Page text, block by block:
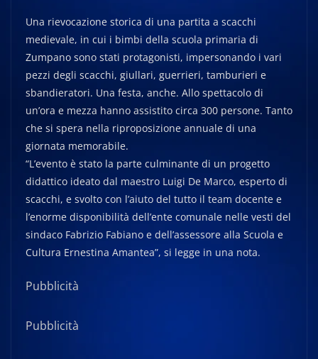
Una rievocazione storica di una partita a scacchi
medievale, in cui i bimbi della scuola primaria di
Zumpano sono stati protagonisti, impersonando i vari
pezzi degli scacchi, giullari, guerrieri, tamburieri e
sbandieratori. Una festa, anche. Allo spettacolo di
un’ora e mezza hanno assistito circa 300 persone. Tanto
che si spera nella riproposizione annuale di una
giornata memorabile.
“L’evento è stato la parte culminante di un progetto
didattico ideato dal maestro Luigi De Marco, esperto di
scacchi, e svolto con l’aiuto del tutto il team docente e
l’enorme disponibilità dell’ente comunale nelle vesti del
sindaco Fabrizio Fabiano e dell’assessore alla Scuola e
Cultura Ernestina Amantea”, si legge in una nota.
Pubblicità
Pubblicità